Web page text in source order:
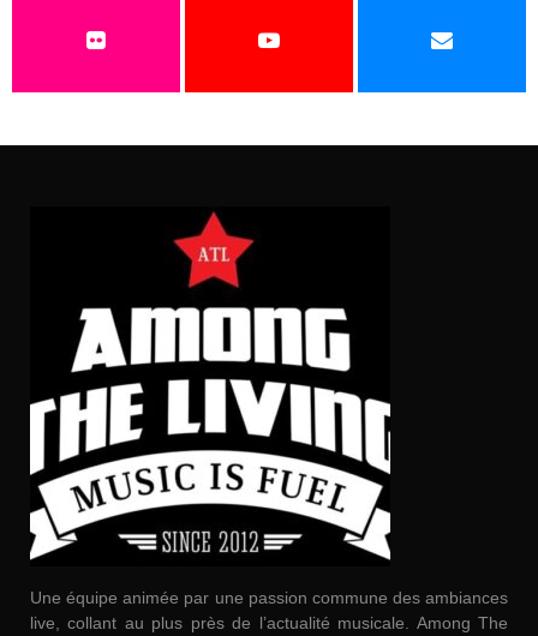
Une équipe animée par une passion commune des ambiances
live, collant au plus près de l’actualité musicale. Among The